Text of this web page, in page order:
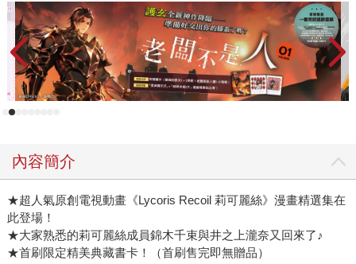
內容簡介
★超人氣原創電視動畫《Lycoris Recoil 莉可麗絲》漫畫精選集在
此登場！
★大家熟悉的莉可麗絲成員錦木千束與井之上瀧奈又回來了♪
★首刷限定精美典藏書卡！（首刷售完即無贈品）